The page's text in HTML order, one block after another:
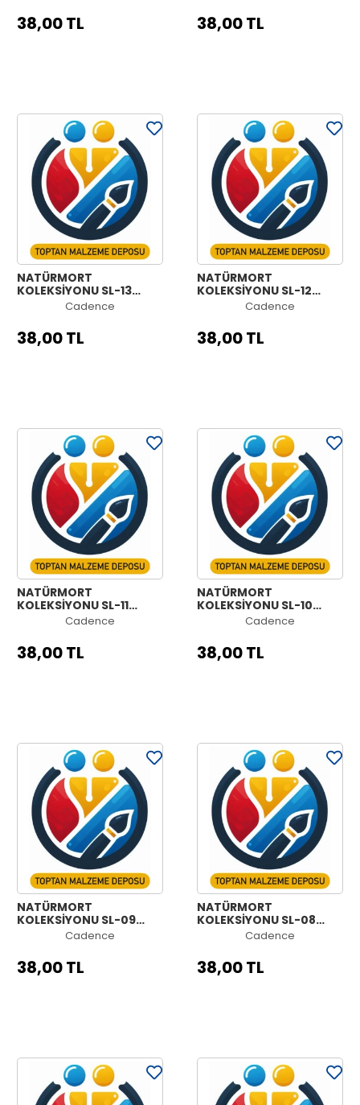
38,00 TL 38,00 TL
NATÜRMORT
KOLEKSİYONU SL-13
30X42CMCadence
38,00 TL
NATÜRMORT
KOLEKSİYONU SL-12
30X42CMCadence
38,00 TL
NATÜRMORT
KOLEKSİYONU SL-11
30X42CMCadence
38,00 TL
NATÜRMORT
KOLEKSİYONU SL-10
30X42CMCadence
38,00 TL
NATÜRMORT
KOLEKSİYONU SL-09
30X42CMCadence
38,00 TL
NATÜRMORT
KOLEKSİYONU SL-08
30X42CMCadence
38,00 TL